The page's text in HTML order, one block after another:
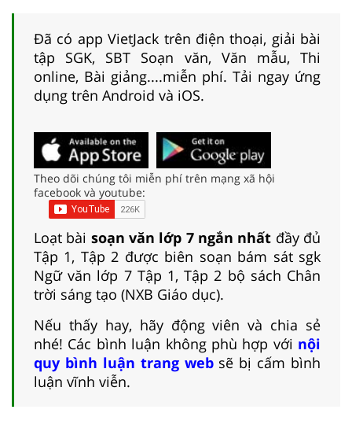
Đã có app VietJack trên điện thoại, giải bài
tập SGK, SBT Soạn văn, Văn mẫu, Thi
online, Bài giảng....miễn phí. Tải ngay ứng
dụng trên Android và iOS.
Theo dõi chúng tôi miễn phí trên mạng xã hội
facebook và youtube:
Loạt bài soạn văn lớp 7 ngắn nhất đầy đủ
Tập 1, Tập 2 được biên soạn bám sát sgk
Ngữ văn lớp 7 Tập 1, Tập 2 bộ sách Chân
trời sáng tạo (NXB Giáo dục).
Nếu thấy hay, hãy động viên và chia sẻ
nhé! Các bình luận không phù hợp với nội
quy bình luận trang websẽ bị cấm bình
luận vĩnh viễn.